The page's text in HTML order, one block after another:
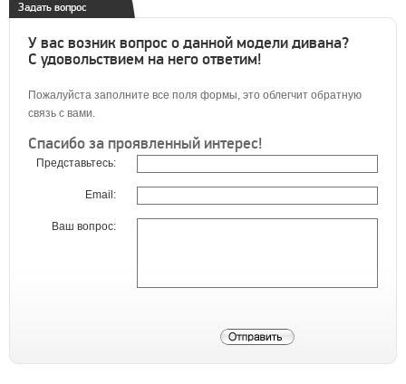
Задать вопрос
У вас возник вопрос о данной модели дивана?
С удовольствием на него ответим!
Пожалуйста заполните все поля формы, это облегчит обратную
связь с вами.
Спасибо за проявленный интерес!
Представьтесь:
Email:
Ваш вопрос: